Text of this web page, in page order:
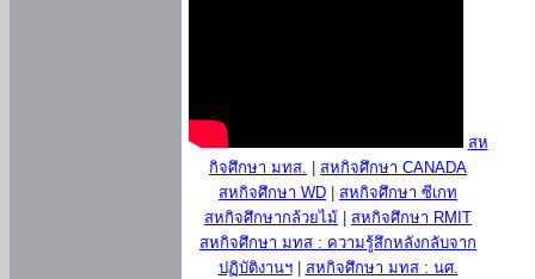
สห
กิจศึกษา มทส.
สหกิจศึกษา CANADA
สหกิจศึกษา WD
สหกิจศึกษา ซีเกท
สหกิจศึกษากล้วยไม้
สหกิจศึกษา RMIT
สหกิจศึกษา มทส : ความรู้สึกหลังกลับจาก
ปฏิบัติงานฯ| สหกิจศึกษา มทส : นศ.